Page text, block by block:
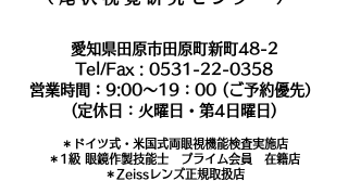
愛知県田原市田原町新町48-2
Tel/Fax : 0531-22-0358
営業時間：9:00～19：00 (ご予約優先）
(定休日：火曜日・第4日曜日)
＊​ドイツ式・米国式両眼視機能検査実施店
​＊1級 眼鏡作製技能士 プライム会員 在籍店
＊Zeissレンズ正規取扱店